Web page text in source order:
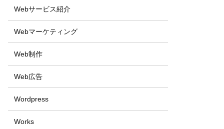
Webサービス紹介
Webマーケティング
Web制作
Web広告
Wordpress
Works